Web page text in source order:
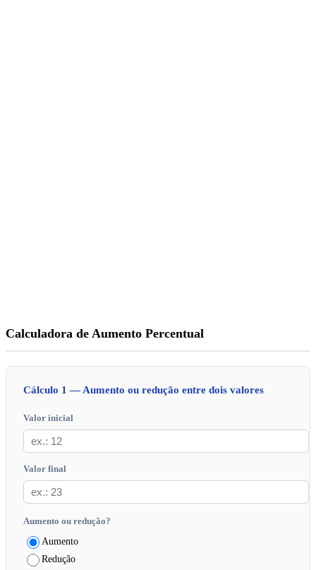
Calculadora de Aumento Percentual
Cálculo 1 — Aumento ou redução entre dois valores
Valor inicial
Valor final
Aumento ou redução?
Aumento
Redução